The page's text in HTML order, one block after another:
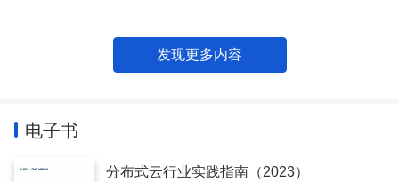
发现更多内容
电子书
分布式云行业实践指南（2023）